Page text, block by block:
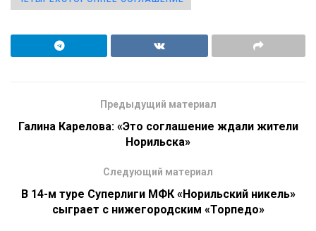
Предыдущий материал
Галина Карелова: «Это соглашение ждали жители
Норильска»
Следующий материал
В 14-м туре Суперлиги МФК «Норильский никель»
сыграет с нижегородским «Торпедо»